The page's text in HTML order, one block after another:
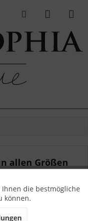
allen Größen
Ihnen die bestmögliche
können.